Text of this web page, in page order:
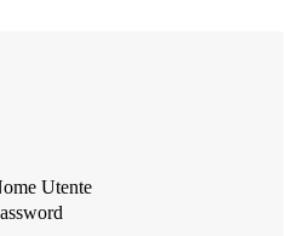
Utente